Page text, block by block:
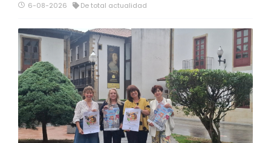
6-08-2026 De total actualidad